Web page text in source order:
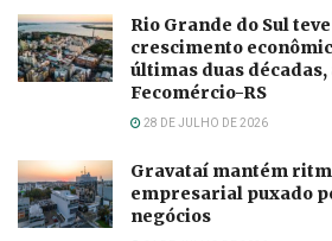
Rio Grande do Sul
crescimento
últimas duas
Fecomércio-RS
28 DE JULHO DE 2026
Gravataí mantém
empresarial puxado
negócios